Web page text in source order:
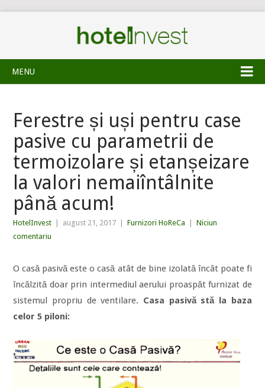
MENU
Ferestre și uși pentru case
pasive cu parametrii de
termoizolare și etanșeizare
la valori nemaiîntâlnite
până acum!
HotelInvest august 21, 2017 Furnizori HoReCa
Niciun
comentariu
O casă pasivă este o casă atât de bine izolată încât poate fi
încălzită doar prin intermediul aerului proaspăt furnizat de
sistemul propriu de ventilare. Casa pasivă stă la baza
celor 5 piloni: